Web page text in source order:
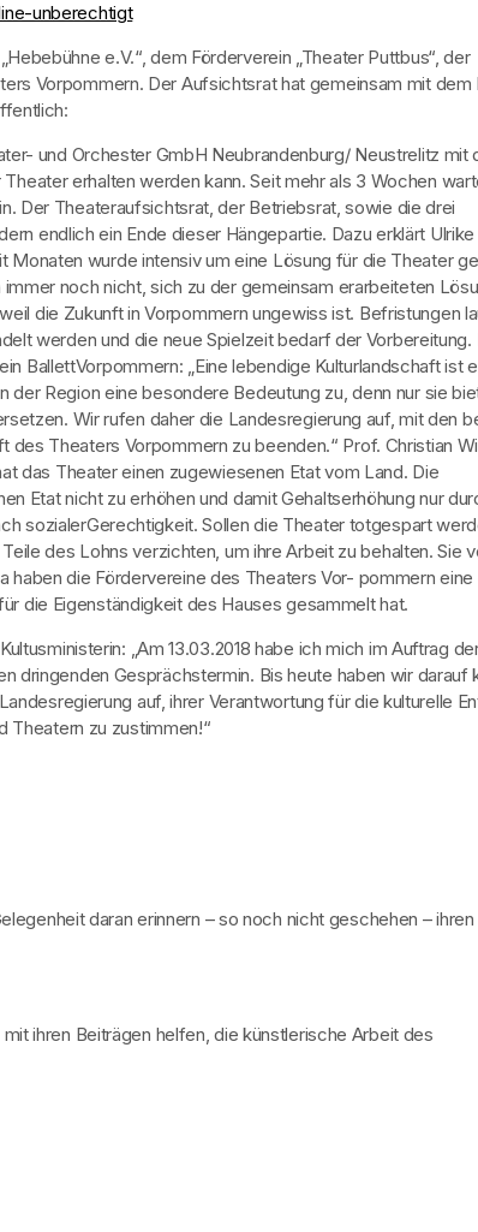
unberechtigt
e.V.“, dem Förderverein „Theater Puttbus“, der
Vorpommern. Der Aufsichtsrat hat gemeinsam mit dem
und Orchester GmbH Neubrandenburg/ Neustrelitz mit
erhalten werden kann. Seit mehr als 3 Wochen
Der Theateraufsichtsrat, der Betriebsrat, sowie die drei
endlich ein Ende dieser Hängepartie. Dazu erklärt Ulrike
wurde intensiv um eine Lösung für die Theater
noch nicht, sich zu der gemeinsam erarbeiteten
die Zukunft in Vorpommern ungewiss ist. Befristungen
werden und die neue Spielzeit bedarf der
BallettVorpommern: „Eine lebendige Kulturlandschaft ist
Region eine besondere Bedeutung zu, denn nur sie
Wir rufen daher die Landesregierung auf, mit den
des Theaters Vorpommern zu beenden.“ Prof. Christian
das Theater einen zugewiesenen Etat vom Land. Die
Etat nicht zu erhöhen und damit Gehaltserhöhung nur
sozialerGerechtigkeit. Sollen die Theater totgespart
des Lohns verzichten, um ihre Arbeit zu behalten. Sie
die Fördervereine des Theaters Vor- pommern eine
die Eigenständigkeit des Hauses gesammelt hat.
„Am 13.03.2018 habe ich mich im Auftrag
dringenden Gesprächstermin. Bis heute haben wir darauf
auf, ihrer Verantwortung für die kulturelle
Theatern zu zustimmen!“
daran erinnern – so noch nicht geschehen – ihren
ihren Beiträgen helfen, die künstlerische Arbeit des